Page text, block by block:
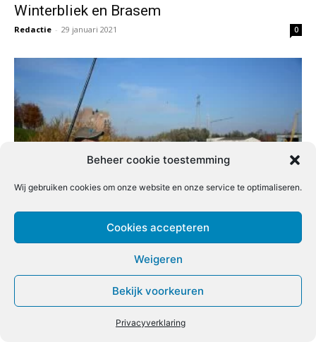
Beheer cookie toestemming
Wij gebruiken cookies om onze website en onze service te optimaliseren.
Cookies accepteren
Weigeren
Bekijk voorkeuren
Privacyverklaring
Winterbliek en Brasem
Redactie - 29 januari 2021 0
Feeder en Vaste Hengel